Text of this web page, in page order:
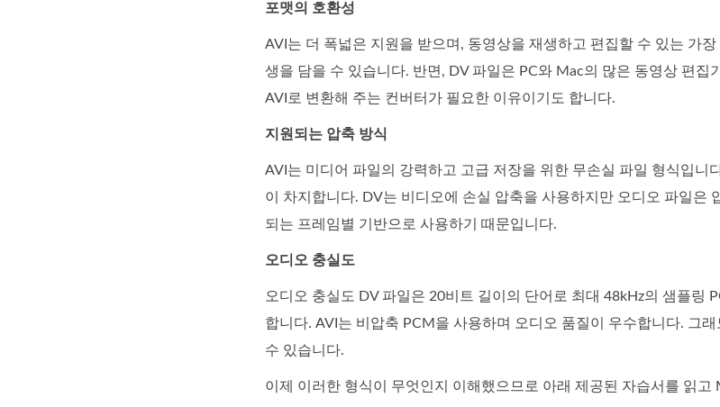
포맷의 호환성
AVI는 더 폭넓은 지원을 받으며, 동영상을 재생하고 편집할 수 있는 가
생을 담을 수 있습니다. 반면, DV 파일은 PC와 Mac의 많은 동영상 편
AVI로 변환해 주는 컨버터가 필요한 이유이기도 합니다.
지원되는 압축 방식
AVI는 미디어 파일의 강력하고 고급 저장을 위한 무손실 파일 형식입
이 차지합니다. DV는 비디오에 손실 압축을 사용하지만 오디오 파일은
되는 프레임별 기반으로 사용하기 때문입니다.
오디오 충실도
오디오 충실도 DV 파일은 20비트 길이의 단어로 최대 48kHz의 샘플링
합니다. AVI는 비압축 PCM을 사용하며 오디오 품질이 우수합니다. 그
수 있습니다.
이제 이러한 형식이 무엇인지 이해했으므로 아래 제공된 자습서를 읽